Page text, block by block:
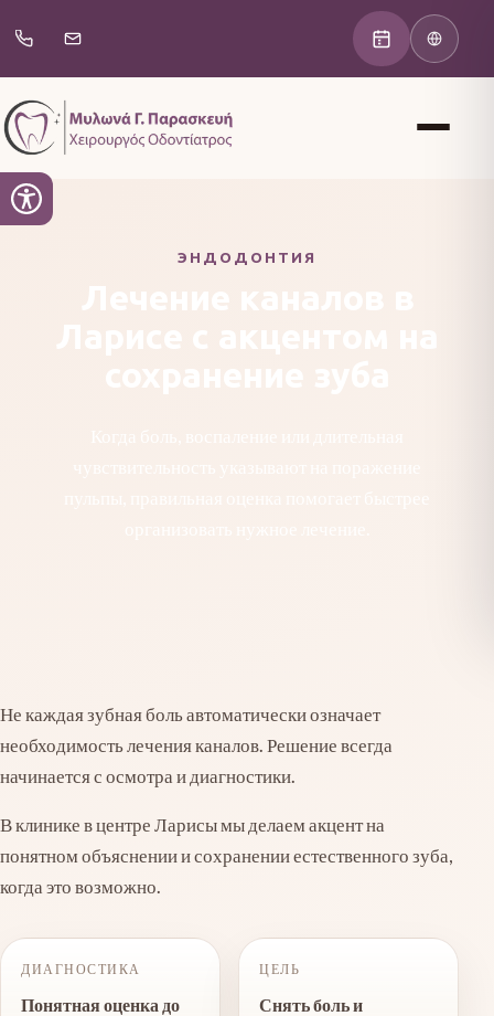
ЭНДОДОНТИЯ
Лечение каналов в
Не каждая зубная боль автоматически означает
необходимость лечения каналов. Решение всегда
начинается с осмотра и диагностики.
В клинике в центре Ларисы мы делаем акцент на
понятном объяснении и сохранении естественного зуба,
когда это возможно.
ДИАГНОСТИКА
Понятная оценка до
ЦЕЛЬ
Снять боль и